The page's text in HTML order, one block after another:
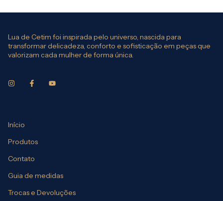
Lua de Cetim foi inspirada pelo universo, nascida para
transformar delicadeza, conforto e sofisticação em peças que
valorizam cada mulher de forma única.
Início
Produtos
Contato
Guia de medidas
Trocas e Devoluções